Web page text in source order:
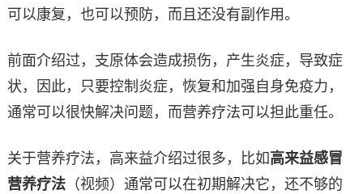
可以康复，也可以预防，而且还没有副作用。
前面介绍过，支原体会造成损伤，产生炎症，导致症
状，因此，只要控制炎症，恢复和加强自身免疫力，
通常可以很快解决问题，而营养疗法可以担此重任。
关于营养疗法，高来益介绍过很多，比如高来益感冒
营养疗法（视频）通常可以在初期解决它，还不够的